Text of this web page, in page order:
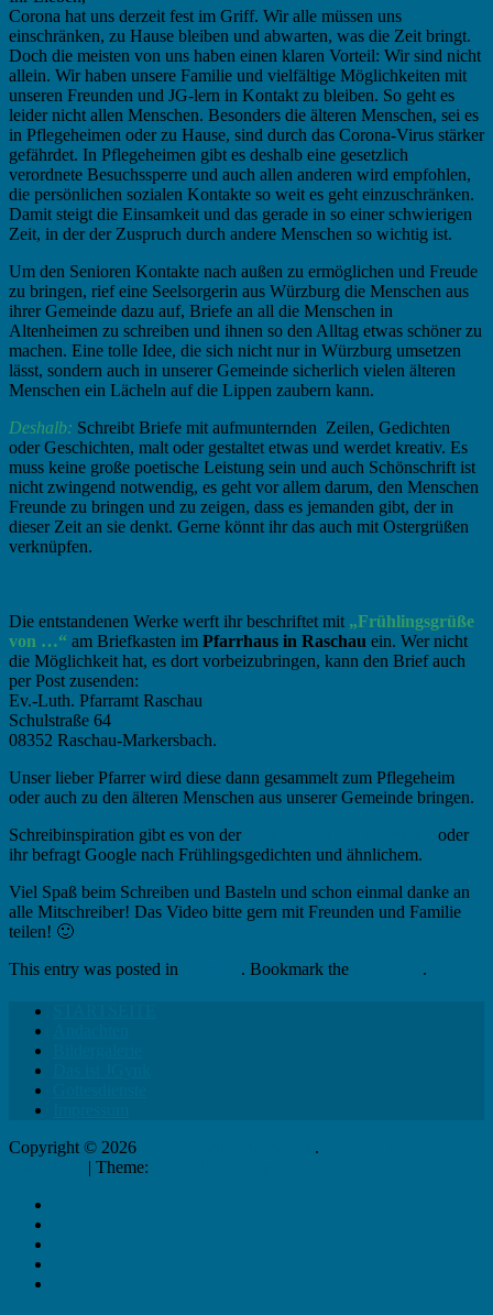
Corona hat uns derzeit fest im Griff. Wir alle müssen uns
einschränken, zu Hause bleiben und abwarten, was die Zeit bringt.
Doch die meisten von uns haben einen klaren Vorteil: Wir sind nicht
allein. Wir haben unsere Familie und vielfältige Möglichkeiten mit
unseren Freunden und JG-lern in Kontakt zu bleiben. So geht es
leider nicht allen Menschen. Besonders die älteren Menschen, sei es
in Pflegeheimen oder zu Hause, sind durch das Corona-Virus stärker
gefährdet. In Pflegeheimen gibt es deshalb eine gesetzlich
verordnete Besuchssperre und auch allen anderen wird empfohlen,
die persönlichen sozialen Kontakte so weit es geht einzuschränken.
Damit steigt die Einsamkeit und das gerade in so einer schwierigen
Zeit, in der der Zuspruch durch andere Menschen so wichtig ist.
Um den Senioren Kontakte nach außen zu ermöglichen und Freude
zu bringen, rief eine Seelsorgerin aus Würzburg die Menschen aus
ihrer Gemeinde dazu auf, Briefe an all die Menschen in
Altenheimen zu schreiben und ihnen so den Alltag etwas schöner zu
machen. Eine tolle Idee, die sich nicht nur in Würzburg umsetzen
lässt, sondern auch in unserer Gemeinde sicherlich vielen älteren
Menschen ein Lächeln auf die Lippen zaubern kann.
Deshalb: Schreibt Briefe mit aufmunternden Zeilen, Gedichten
oder Geschichten, malt oder gestaltet etwas und werdet kreativ. Es
muss keine große poetische Leistung sein und auch Schönschrift ist
nicht zwingend notwendig, es geht vor allem darum, den Menschen
Freunde zu bringen und zu zeigen, dass es jemanden gibt, der in
dieser Zeit an sie denkt. Gerne könnt ihr das auch mit Ostergrüßen
verknüpfen.
Die entstandenen Werke werft ihr beschriftet mit „Frühlingsgrüße
von …“ am Briefkasten im Pfarrhaus in Raschau ein. Wer nicht
die Möglichkeit hat, es dort vorbeizubringen, kann den Brief auch
per Post zusenden:
Ev.-Luth. Pfarramt Raschau
Schulstraße 64
08352 Raschau-Markersbach.
Unser lieber Pfarrer wird diese dann gesammelt zum Pflegeheim
oder auch zu den älteren Menschen aus unserer Gemeinde bringen.
Schreibinspiration gibt es von der
oder
ihr befragt Google nach Frühlingsgedichten und ähnlichem.
Viel Spaß beim Schreiben und Basteln und schon einmal danke an
alle Mitschreiber! Das Video bitte gern mit Freunden und Familie
teilen! 🙂
This entry was posted in
. Bookmark the .
Copyright © 2026
.
| Theme: